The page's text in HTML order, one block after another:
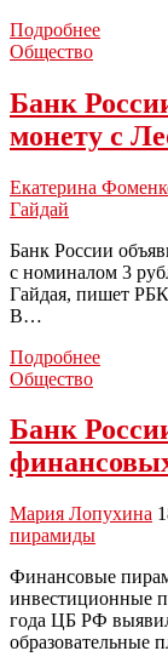
Подробнее
области:
Общество
Банк
монету с
Екатерина
Гайдай
Банк России
с номиналом 3
Гайдая, пишет
В…
ПодробнееБанк
монету
с
Гайдаем
Общество
Банк
Мария Лопухина
пирамиды
Финансовые
инвестиционные
года ЦБ РФ
образовательные